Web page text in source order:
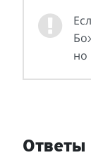
но
Ответы